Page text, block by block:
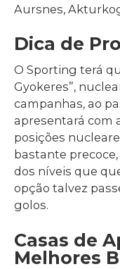
Aursnes,
Dica de
O Sporting terá
Gyokeres”,
campanhas, ao
apresentará com
posições
bastante
dos níveis que
opção talvez
golos.
Casas de
Melhores